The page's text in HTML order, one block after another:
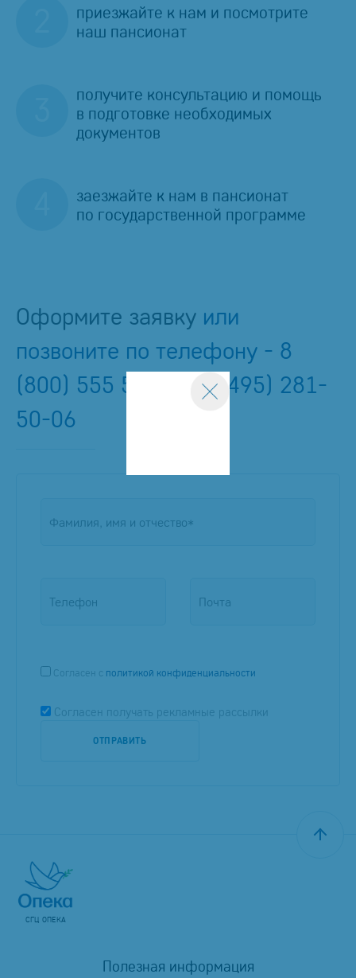
приезжайте к нам и посмотрите
наш пансионат
получите консультацию и помощь
в подготовке необходимых
документов
заезжайте к нам в пансионат
по государственной программе
Оформите заявку или
позвоните по телефону - 8
(800) 555 54 03
8 (495) 281-
50-06
Согласен с политикой конфиденциальности
Согласен получать рекламные рассылки
СГЦ ОПЕКА
Полезная информация